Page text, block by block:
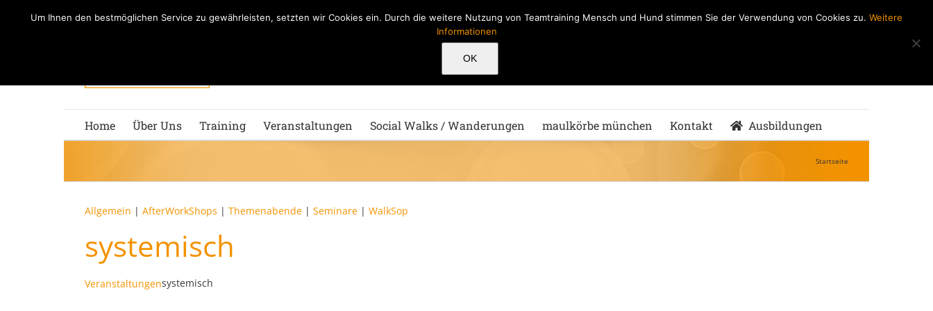
Home Über Uns Training Veranstaltungen Social Walks / Wanderungen maulkörbe münchen Kontakt Ausbildungen
Startseite
Allgemein | AfterWorkShops | Themenabende | Seminare | WalkSop
systemisch
Veranstaltungensystemisch
Um Ihnen den bestmöglichen Service zu gewährleisten, setzten wir Cookies ein. Durch die weitere Nutzung von Teamtraining Mensch und Hund stimmen Sie der Verwendung von Cookies zu. Weitere
Informationen
OK